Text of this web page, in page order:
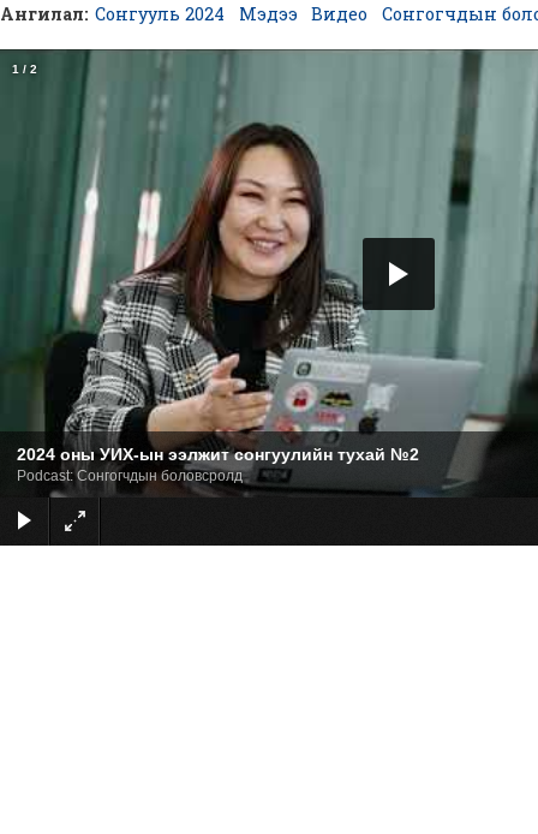
Ангилал: Сонгууль 2024 Мэдээ Видео Сонгогчдын
2024 оны УИХ-ын ээлжит сонгуулийн тухай №2
Podcast: Сонгогчдын боловсролд
1 / 2